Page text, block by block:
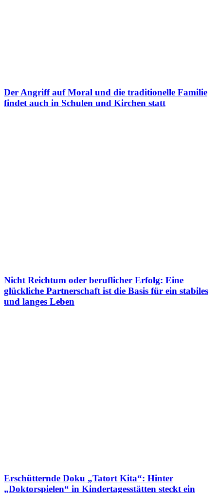
Der Angriff auf Moral und die traditionelle Familie
findet auch in Schulen und Kirchen statt
Nicht Reichtum oder beruflicher Erfolg: Eine
glückliche Partnerschaft ist die Basis für ein stabiles
und langes Leben
Erschütternde Doku „Tatort Kita“: Hinter
„Doktorspielen“ in Kindertagesstätten steckt ein